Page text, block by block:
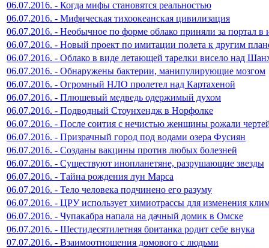
06.07.2016. - Когда мифы становятся реальностью
06.07.2016. - Мифическая тихоокеанская цивилизация
06.07.2016. - Необычное по форме облако приняли за портал в
06.07.2016. - Новый проект по имитации полета к другим
06.07.2016. - Облако в виде летающей тарелки висело над
06.07.2016. - Обнаружены бактерии, манипулирующие мозгом
06.07.2016. - Огромный НЛО пролетел над Картахеной
06.07.2016. - Плюшевый медведь одержимый духом
06.07.2016. - Подводный Стоунхендж в Норфолке
06.07.2016. - После соития с нечистью женщины рожали
06.07.2016. - Призрачный город под водами озера Фусиян
06.07.2016. - Созданы вакцины против любых болезней
06.07.2016. - Существуют инопланетяне, разрушающие звезды
06.07.2016. - Тайна рождения лун Марса
06.07.2016. - Тело человека подчинено его разуму
06.07.2016. - ЦРУ использует химиотрассы для изменения
06.07.2016. - Чупакабра напала на дачный домик в Омске
06.07.2016. - Шестидесятилетняя британка родит себе внука
07.07.2016. - Взаимоотношения домового с людьми